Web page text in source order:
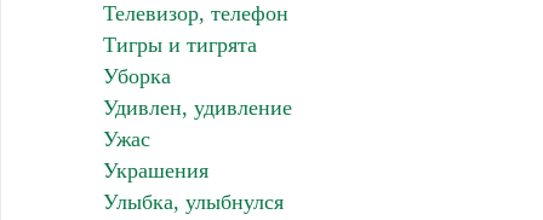
Телевизор, телефон
Тигры и тигрята
Уборка
Удивлен, удивление
Ужас
Украшения
Улыбка, улыбнулся